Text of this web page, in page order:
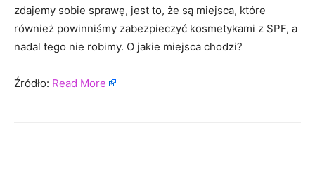
zdajemy sobie sprawę, jest to, że są miejsca, które
również powinniśmy zabezpieczyć kosmetykami z SPF, a
nadal tego nie robimy. O jakie miejsca chodzi?
Źródło: Read More